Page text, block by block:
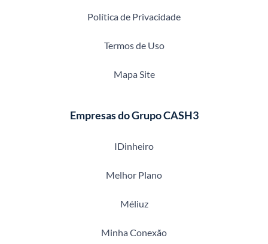
Política de Privacidade
Termos de Uso
Mapa Site
Empresas do Grupo CASH3
IDinheiro
Melhor Plano
Méliuz
Minha Conexão